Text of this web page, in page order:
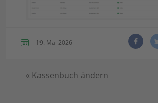
19. Mai 2026
« Kassenbuch ändern